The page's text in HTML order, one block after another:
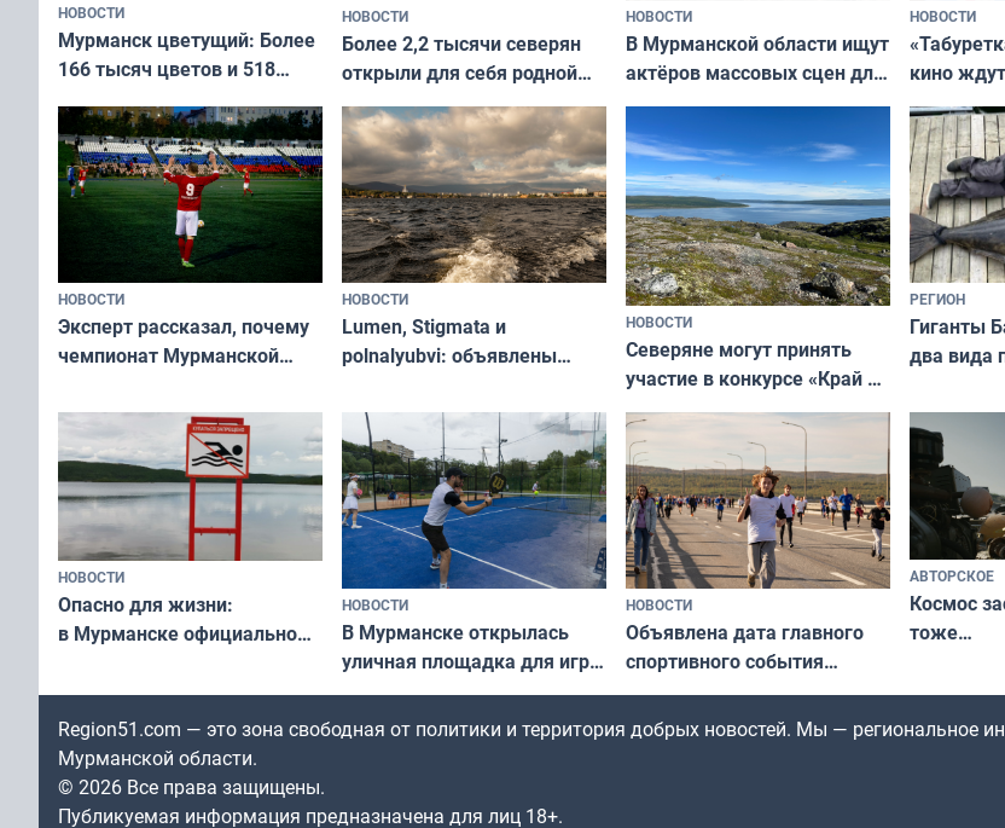
НОВОСТИ
Мурманск цветущий: Более
166 тысяч цветов и 518
НОВОСТИ
Более 2,2 тысячи северян
открыли для себя родной
край в рамках проекта
«Туризм для своих»
НОВОСТИ
В Мурманской области ищут
актёров массовых сцен для
съёмок в
короткометражном фильме
НОВОСТИ
кино
выходные
НОВОСТИ
Эксперт рассказал, почему
чемпионат Мурманской
незамеченным
НОВОСТИ
Lumen, Stigmata и
polnalyubvi: объявлены
«Имандра» в 2026 года
НОВОСТИ
Северяне могут принять
участие в конкурсе «Край у
северной границы: фотогид
по Печенгскому округу»
РЕГИОН
Гиганты
два вида
НОВОСТИ
Опасно для жизни:
в Мурманске официально
в городских водоёмах
НОВОСТИ
В Мурманске открылась
уличная площадка для игры
в падел
НОВОСТИ
Объявлена дата главного
спортивного события
Заполярья: как зарождался
фестиваль «Гольфстрим»
АВТОРСКОЕ
Космос
тоже…
Region51.com — это зона свободная от политики и территория добрых новостей. Мы — региональное
Мурманской области.
© 2026 Все права защищены.
Публикуемая информация предназначена для лиц 18+.